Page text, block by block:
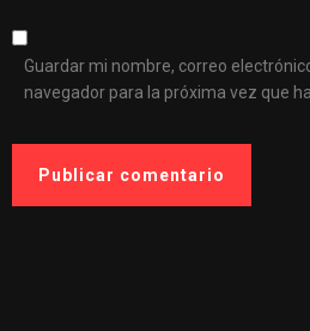
Guardar mi nombre, correo
navegador para la próxima vez que